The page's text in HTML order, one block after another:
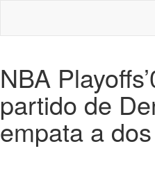
NBA
partido de
empata a